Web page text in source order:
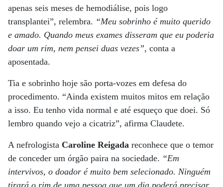
apenas seis meses de hemodiálise, pois logo
transplantei”, relembra. “Meu sobrinho é muito querido
e amado. Quando meus exames disseram que eu poderia
doar um rim, nem pensei duas vezes”, conta a
aposentada.
Tia e sobrinho hoje são porta-vozes em defesa do
procedimento. “Ainda existem muitos mitos em relação
a isso. Eu tenho vida normal e até esqueço que doei. Só
lembro quando vejo a cicatriz”, afirma Claudete.
A nefrologista Caroline Reigada reconhece que o temor
de conceder um órgão paira na sociedade. “Em
intervivos, o doador é muito bem selecionado. Ninguém
tirará o rim de uma pessoa que um dia poderá precisar